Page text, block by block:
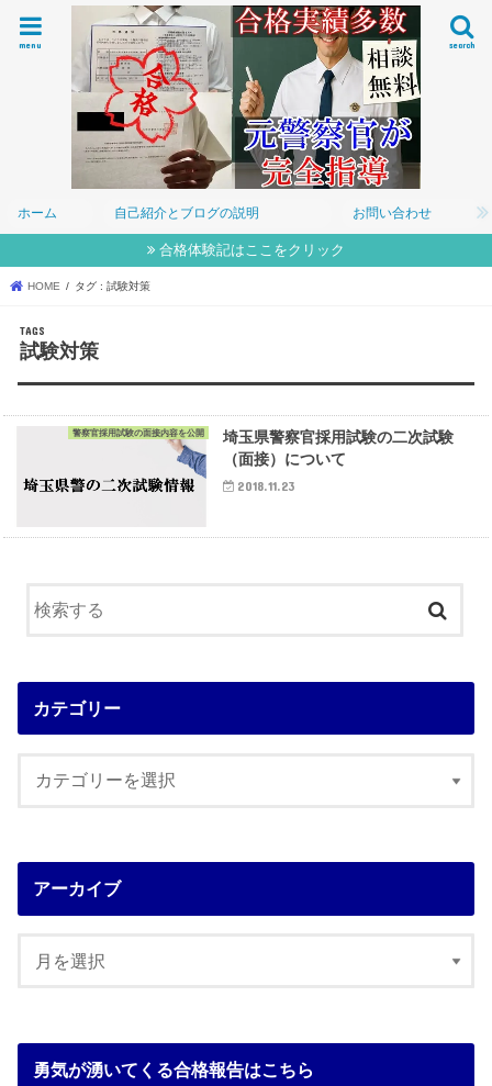
search
menu
ホーム 自己紹介とブログの説明 お問い合わせ
合格体験記はここをクリック
HOME タグ : 試験対策
試験対策
警察官採用試験の面接内容を公開
埼玉県警察官採用試験の二次試験
（面接）について
2018.11.23
カテゴリー
アーカイブ
勇気が湧いてくる合格報告はこちら